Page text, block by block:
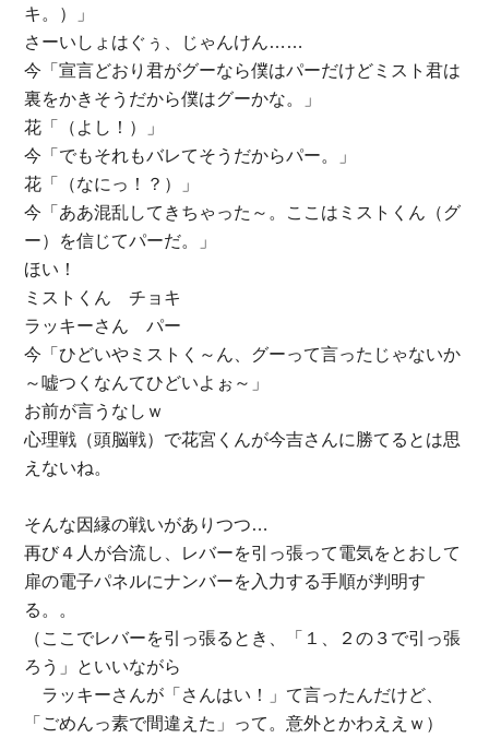
キ。）」
さーいしょはぐぅ、じゃんけん……
今「宣言どおり君がグーなら僕はパーだけどミスト君は
裏をかきそうだから僕はグーかな。」
花「（よし！）」
今「でもそれもバレてそうだからパー。」
花「（なにっ！？）」
今「ああ混乱してきちゃった～。ここはミストくん（グ
ー）を信じてパーだ。」
ほい！
ミストくん チョキ
ラッキーさん パー
今「ひどいやミストく～ん、グーって言ったじゃないか
～嘘つくなんてひどいよぉ～」
お前が言うなしｗ
心理戦（頭脳戦）で花宮くんが今吉さんに勝てるとは思
えないね。
そんな因縁の戦いがありつつ…
再び４人が合流し、レバーを引っ張って電気をとおして
扉の電子パネルにナンバーを入力する手順が判明す
る。。
（ここでレバーを引っ張るとき、「１、２の３で引っ張
ろう」といいながら
ラッキーさんが「さんはい！」て言ったんだけど、
「ごめんっ素で間違えた」って。意外とかわええｗ）